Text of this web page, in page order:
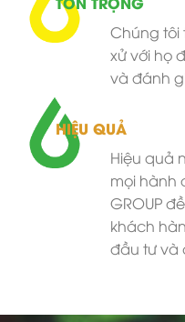
Chúng tôi
xử với họ
và đánh
HIỆU QUẢ
Hiệu quả
mọi hành
GROUP
khách
đầu tư và